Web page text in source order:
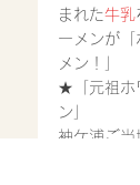
まれた牛乳
ーメンが「
メン！」
★「元祖ホ
ン」
袖ケ浦ご当